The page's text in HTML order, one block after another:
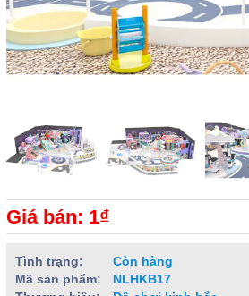
Giá bán: 1₫
Tình trạng:
Còn hàng
Mã sản phẩm:
NLHKB17